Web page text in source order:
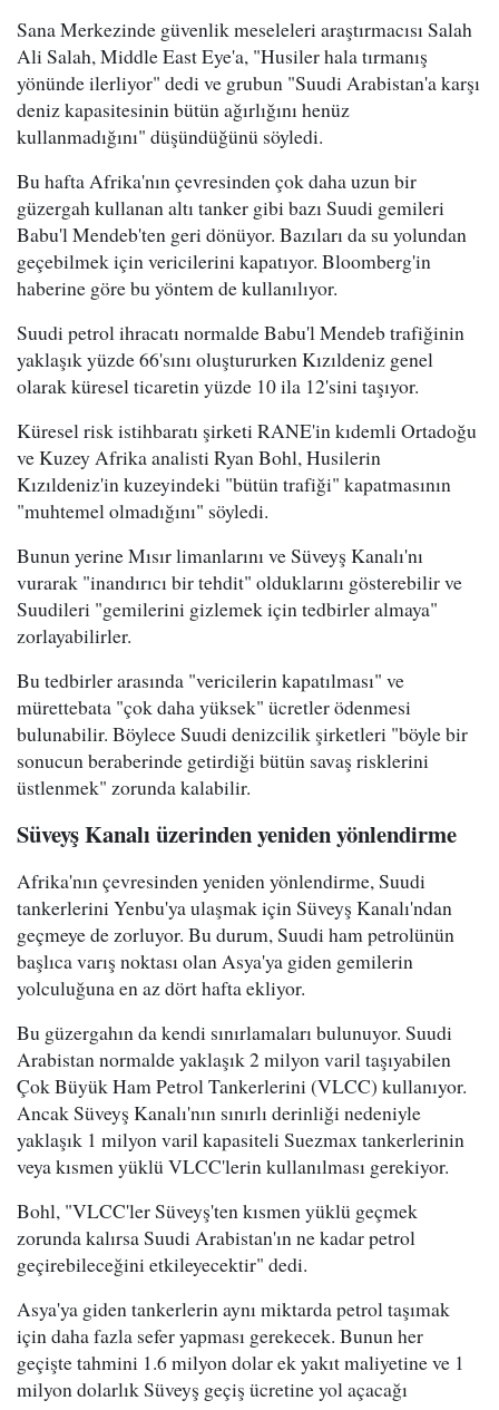
Sana Merkezinde güvenlik meseleleri araştırmacısı Salah
Ali Salah, Middle East Eye'a, "Husiler hala tırmanış
yönünde ilerliyor" dedi ve grubun "Suudi Arabistan'a karşı
deniz kapasitesinin bütün ağırlığını henüz
kullanmadığını" düşündüğünü söyledi.
Bu hafta Afrika'nın çevresinden çok daha uzun bir
güzergah kullanan altı tanker gibi bazı Suudi gemileri
Babu'l Mendeb'ten geri dönüyor. Bazıları da su yolundan
geçebilmek için vericilerini kapatıyor. Bloomberg'in
haberine göre bu yöntem de kullanılıyor.
Suudi petrol ihracatı normalde Babu'l Mendeb trafiğinin
yaklaşık yüzde 66'sını oluştururken Kızıldeniz genel
olarak küresel ticaretin yüzde 10 ila 12'sini taşıyor.
Küresel risk istihbaratı şirketi RANE'in kıdemli Ortadoğu
ve Kuzey Afrika analisti Ryan Bohl, Husilerin
Kızıldeniz'in kuzeyindeki "bütün trafiği" kapatmasının
"muhtemel olmadığını" söyledi.
Bunun yerine Mısır limanlarını ve Süveyş Kanalı'nı
vurarak "inandırıcı bir tehdit" olduklarını gösterebilir ve
Suudileri "gemilerini gizlemek için tedbirler almaya"
zorlayabilirler.
Bu tedbirler arasında "vericilerin kapatılması" ve
mürettebata "çok daha yüksek" ücretler ödenmesi
bulunabilir. Böylece Suudi denizcilik şirketleri "böyle bir
sonucun beraberinde getirdiği bütün savaş risklerini
üstlenmek" zorunda kalabilir.
Süveyş Kanalı üzerinden yeniden yönlendirme
Afrika'nın çevresinden yeniden yönlendirme, Suudi
tankerlerini Yenbu'ya ulaşmak için Süveyş Kanalı'ndan
geçmeye de zorluyor. Bu durum, Suudi ham petrolünün
başlıca varış noktası olan Asya'ya giden gemilerin
yolculuğuna en az dört hafta ekliyor.
Bu güzergahın da kendi sınırlamaları bulunuyor. Suudi
Arabistan normalde yaklaşık 2 milyon varil taşıyabilen
Çok Büyük Ham Petrol Tankerlerini (VLCC) kullanıyor.
Ancak Süveyş Kanalı'nın sınırlı derinliği nedeniyle
yaklaşık 1 milyon varil kapasiteli Suezmax tankerlerinin
veya kısmen yüklü VLCC'lerin kullanılması gerekiyor.
Bohl, "VLCC'ler Süveyş'ten kısmen yüklü geçmek
zorunda kalırsa Suudi Arabistan'ın ne kadar petrol
geçirebileceğini etkileyecektir" dedi.
Asya'ya giden tankerlerin aynı miktarda petrol taşımak
için daha fazla sefer yapması gerekecek. Bunun her
geçişte tahmini 1.6 milyon dolar ek yakıt maliyetine ve 1
milyon dolarlık Süveyş geçiş ücretine yol açacağı